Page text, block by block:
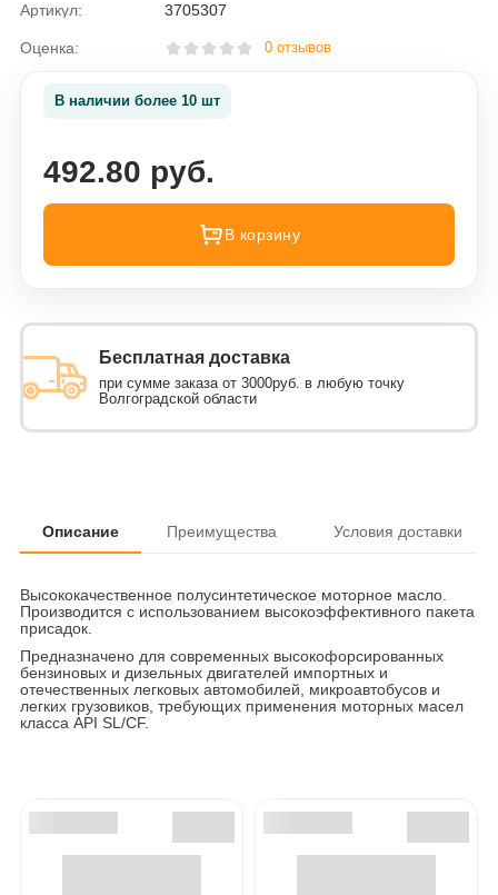
Артикул: 3705307
Оценка: 0 отзывов
В наличии более 10 шт
492.80 руб.
В корзину
Бесплатная доставка
при сумме заказа от 3000руб. в любую точку
Волгоградской области
Описание Преимущества Условия доставки
Высококачественное полусинтетическое моторное масло.
Производится с использованием высокоэффективного пакета
присадок.
Предназначено для современных высокофорсированных
бензиновых и дизельных двигателей импортных и
отечественных легковых автомобилей, микроавтобусов и
легких грузовиков, требующих применения моторных масел
класса API SL/CF.